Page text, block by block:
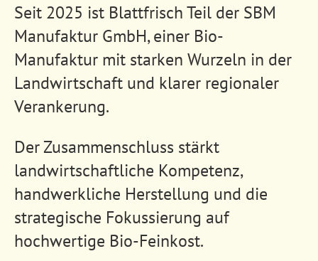
Seit 2025 ist Blattfrisch Teil der SBM
Manufaktur GmbH, einer Bio-
Manufaktur mit starken Wurzeln in der
Landwirtschaft und klarer regionaler
Verankerung.
Der Zusammenschluss stärkt
landwirtschaftliche Kompetenz,
handwerkliche Herstellung und die
strategische Fokussierung auf
hochwertige Bio-Feinkost.